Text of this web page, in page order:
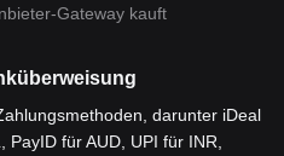
Gateway kauft
darunter iDeal
PayID für AUD, UPI für INR,